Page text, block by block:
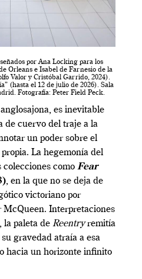
por Ana Locking para los
Orleans e Isabel de Farnesio de la
Valor y Cristóbal Garrido, 2024).
(hasta el 12 de julio de 2026). Sala
Fotografía: Peter Field Peck.
es inevitable
de cuervo del traje a la
un poder sobre el
La hegemonía del
colecciones como Fear
, en la que no se deja de
victoriano por
Interpretaciones
la paleta de Reentryremitía
gravedad atraía a esa
hacia un horizonte infinito